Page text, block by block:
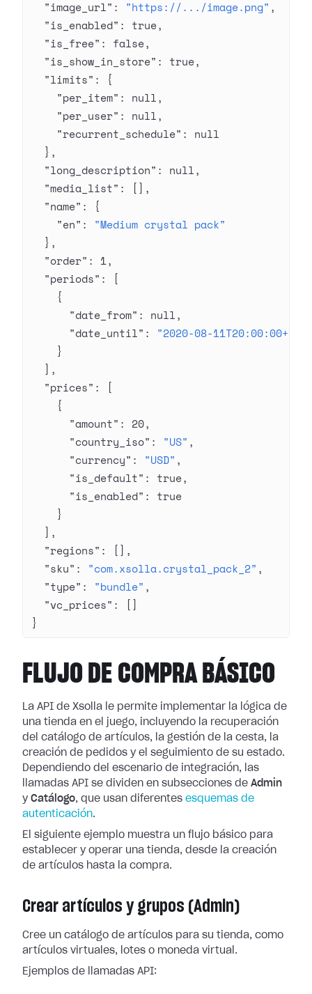
  "image_url"
: "https://.../image.png" ,
  "is_enabled"
: true,
  "is_free"
: false,
  "is_show_in_store"
: true,
  "limits"
: {
    "per_item"
: null,
    "per_user"
: null,
    "recurrent_schedule"
: null
  },
  "long_description"
: null,
  "media_list"
: [],
  "name"
: {
    "en"
: "Medium crystal pack"
  },
  "order"
: 1,
  "periods"
: [
    {
      "date_from"
: null,
      "date_until"
: "2020-08-
    }
  ],
  "prices"
: [
    {
      "amount"
: 20,
      "country_iso"
: "US" ,
      "currency"
: "USD" ,
      "is_default"
: true,
      "is_enabled"
: true
    }
  ],
  "regions"
: [],
  "sku"
: "com.xsolla.crystal_pack_2" ,
  "type"
: "bundle" ,
  "vc_prices"
: []
}
FLUJO DE COMPRA BÁSICO
La API de Xsolla le permite implementar la lógica de
una tienda en el juego, incluyendo la recuperación
del catálogo de artículos, la gestión de la cesta, la
creación de pedidos y el seguimiento de su estado.
Dependiendo del escenario de integración, las
llamadas API se dividen en subsecciones de Admin
y Catálogo, que usan diferentes esquemas de
autenticación.
El siguiente ejemplo muestra un flujo básico para
establecer y operar una tienda, desde la creación
de artículos hasta la compra.
Crear artículos y grupos (Admin)
Cree un catálogo de artículos para su tienda, como
artículos virtuales, lotes o moneda virtual.
Ejemplos de llamadas API: